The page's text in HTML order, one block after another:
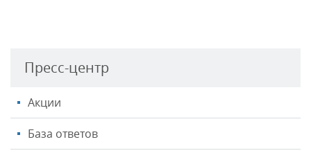
Пресс-центр
Акции
База ответов